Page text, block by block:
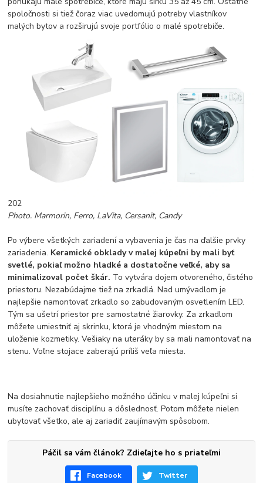
spoločnosti si tiež čoraz viac uvedomujú potreby vlastníkov
malých bytov a rozširujú svoje portfólio o malé spotrebiče.
202
Photo. Marmorin, Ferro, LaVita, Cersanit, Candy
Po výbere všetkých zariadení a vybavenia je čas na ďalšie prvky
zariadenia. Keramické obklady v malej kúpeľni by mali byť
svetlé, pokiaľ možno hladké a dostatočne veľké, aby sa
minimalizoval počet škár. To vytvára dojem otvoreného, čistého
priestoru. Nezabúdajme tiež na zrkadlá. Nad umývadlom je
najlepšie namontovať zrkadlo so zabudovaným osvetlením LED.
Tým sa ušetrí priestor pre samostatné žiarovky. Za zrkadlom
môžete umiestniť aj skrinku, ktorá je vhodným miestom na
uloženie kozmetiky. Vešiaky na uteráky by sa mali namontovať na
stenu. Voľne stojace zaberajú príliš veľa miesta.
Na dosiahnutie najlepšieho možného účinku v malej kúpeľni si
musíte zachovať disciplínu a dôslednosť. Potom môžete nielen
ubytovať všetko, ale aj zariadiť zaujímavým spôsobom.
Páčil sa vám článok? Zdieľajte ho s priateľmi
Facebook Twitter